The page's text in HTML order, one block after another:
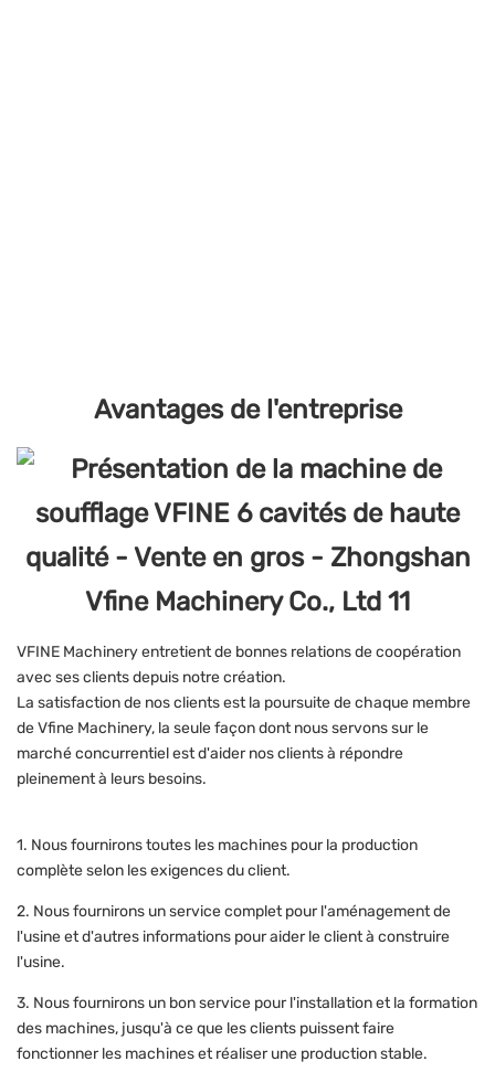
Avantages de l'entreprise
VFINE Machinery entretient de bonnes relations de coopération
avec ses clients depuis notre création.
La satisfaction de nos clients est la poursuite de chaque membre
de Vfine Machinery, la seule façon dont nous servons sur le
marché concurrentiel est d'aider nos clients à répondre
pleinement à leurs besoins.
1. Nous fournirons toutes les machines pour la production
complète selon les exigences du client.
2. Nous fournirons un service complet pour l'aménagement de
l'usine et d'autres informations pour aider le client à construire
l'usine.
3. Nous fournirons un bon service pour l'installation et la formation
des machines, jusqu'à ce que les clients puissent faire
fonctionner les machines et réaliser une production stable.